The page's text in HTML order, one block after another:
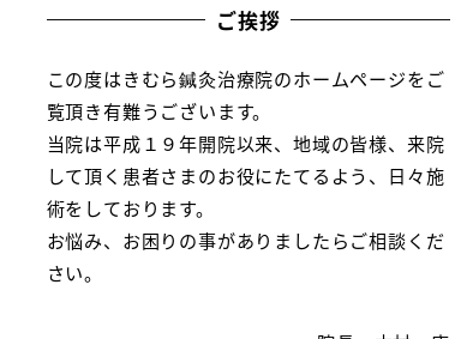
ご挨拶
この度はきむら鍼灸治療院のホームページをご
覧頂き有難うございます。
当院は平成１９年開院以来、地域の皆様、来院
して頂く患者さまのお役にたてるよう、日々施
術をしております。
お悩み、お困りの事がありましたらご相談くだ
さい。